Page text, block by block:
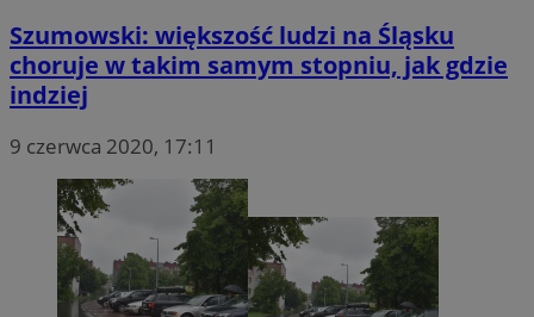
Szumowski: większość ludzi na Śląsku
choruje w takim samym stopniu, jak gdzie
indziej
9 czerwca 2020, 17:11